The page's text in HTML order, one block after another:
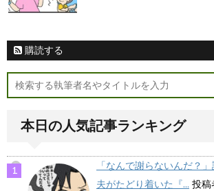
購読する
本日の人気記事ランキング
「なんで謝らないんだ？
夫がたどり着いた『... 投稿